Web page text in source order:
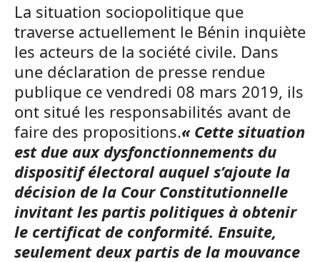
La situation sociopolitique que
traverse actuellement le Bénin inquiète
les acteurs de la société civile. Dans
une déclaration de presse rendue
publique ce vendredi 08 mars 2019, ils
ont situé les responsabilités avant de
faire des propositions.« Cette situation
est due aux dysfonctionnements du
dispositif électoral auquel s’ajoute la
décision de la Cour Constitutionnelle
invitant les partis politiques à obtenir
le certificat de conformité. Ensuite,
seulement deux partis de la mouvance